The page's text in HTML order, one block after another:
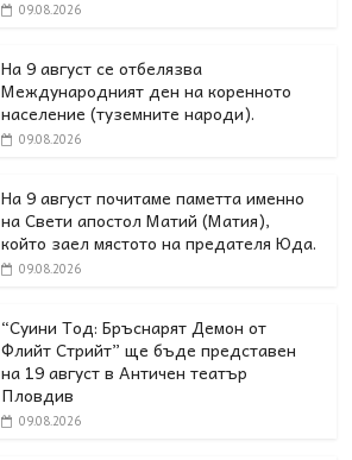
09.08.2026
На 9 август се отбелязва
Международният ден на коренното
население (туземните народи).
09.08.2026
На 9 август почитаме паметта именно
на Свети апостол Матий (Матия),
който заел мястото на предателя Юда.
09.08.2026
“Суини Тод: Бръснарят Демон от
Флийт Стрийт” ще бъде представен
на 19 август в Античен театър
Пловдив
09.08.2026